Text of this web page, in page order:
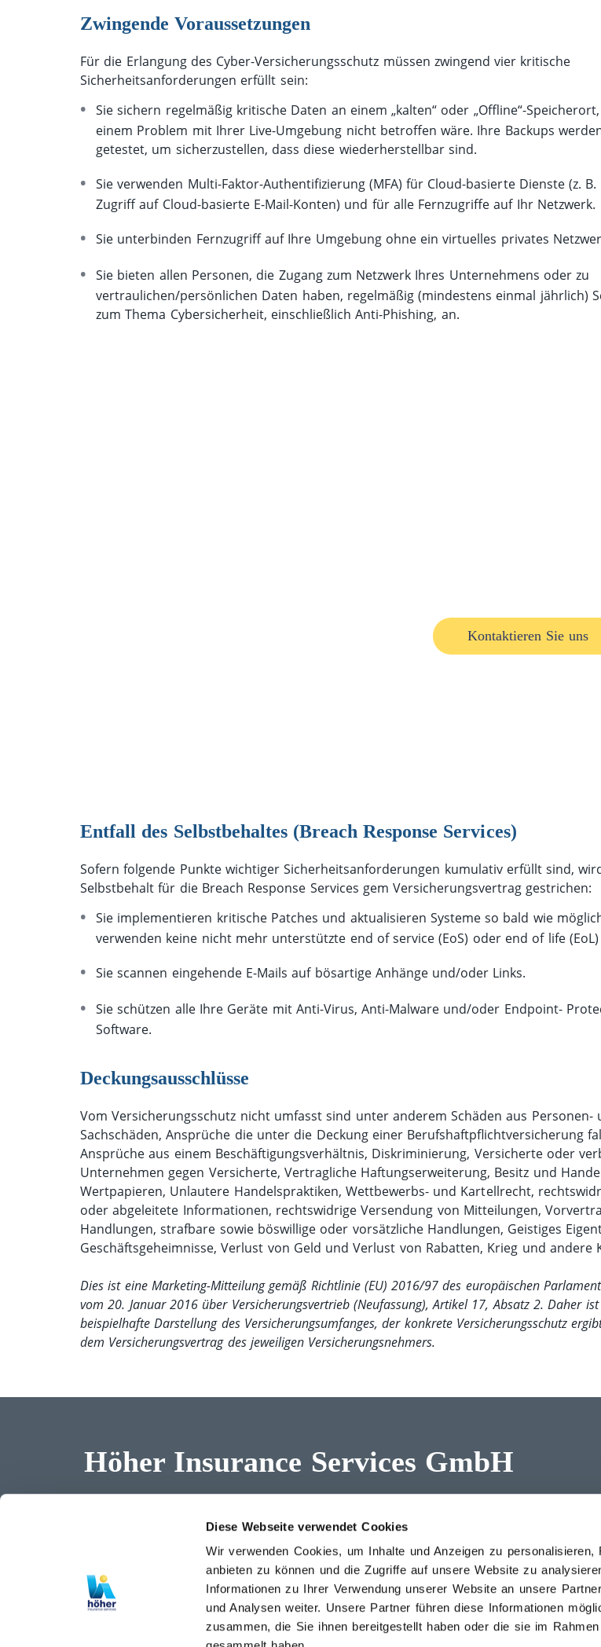
Diese Webseite verwendet Cookies
Wir verwenden Cookies, um Inhalte und Anzeigen zu personalisieren,
anbieten zu können und die Zugriffe auf unsere Website zu
Informationen zu Ihrer Verwendung unserer Website an unsere
und Analysen weiter. Unsere Partner führen diese Informationen
zusammen, die Sie ihnen bereitgestellt haben oder die sie im
Zwingende Voraussetzungen
Für die Erlangung des Cyber-Versicherungsschutz müssen zwingend vier kritische
Sicherheitsanforderungen erfüllt sein:
Sie sichern regelmäßig kritische Daten an einem „kalten“ oder „Offline“-
einem Problem mit Ihrer Live-Umgebung nicht betroffen wäre. Ihre Backups
getestet, um sicherzustellen, dass diese wiederherstellbar sind.
Sie verwenden Multi-Faktor-Authentifizierung (MFA) für Cloud-basierte Dienste (z.
Zugriff auf Cloud-basierte E-Mail-Konten) und für alle Fernzugriffe auf Ihr Netzwerk.
Sie unterbinden Fernzugriff auf Ihre Umgebung ohne ein virtuelles privates
Sie bieten allen Personen, die Zugang zum Netzwerk Ihres Unternehmens oder zu
vertraulichen/persönlichen Daten haben, regelmäßig (mindestens einmal jährlich)
zum Thema Cybersicherheit, einschließlich Anti-Phishing, an.
Kontaktieren Sie uns
Entfall des Selbstbehaltes (Breach Response Services)
Sofern folgende Punkte wichtiger Sicherheitsanforderungen kumulativ erfüllt sind,
Selbstbehalt für die Breach Response Services gem Versicherungsvertrag gestrichen:
Sie implementieren kritische Patches und aktualisieren Systeme so bald wie
verwenden keine nicht mehr unterstützte end of service (EoS) oder end of life (EoL)
Sie scannen eingehende E-Mails auf bösartige Anhänge und/oder Links.
Sie schützen alle Ihre Geräte mit Anti-Virus, Anti-Malware und/oder Endpoint-
Software.
Deckungsausschlüsse
Vom Versicherungsschutz nicht umfasst sind unter anderem Schäden aus Personen-
Sachschäden, Ansprüche die unter die Deckung einer Berufshaftpflichtversicherung
Ansprüche aus einem Beschäftigungsverhältnis, Diskriminierung, Versicherte oder
Unternehmen gegen Versicherte, Vertragliche Haftungserweiterung, Besitz und
Wertpapieren, Unlautere Handelspraktiken, Wettbewerbs- und Kartellrecht,
oder abgeleitete Informationen, rechtswidrige Versendung von Mitteilungen,
Handlungen, strafbare sowie böswillige oder vorsätzliche Handlungen, Geistiges
Geschäftsgeheimnisse, Verlust von Geld und Verlust von Rabatten, Krieg und andere
Dies ist eine Marketing-Mitteilung gemäß Richtlinie (EU) 2016/97 des europäischen
vom 20. Januar 2016 über Versicherungsvertrieb (Neufassung), Artikel 17, Absatz 2. Daher
beispielhafte Darstellung des Versicherungsumfanges, der konkrete Versicherungsschutz
dem Versicherungsvertrag des jeweiligen Versicherungsnehmers.
Höher Insurance Services GmbH
M: office(at)hoeher.info
Impressum
Cookies
Beschwerde
Versicherungsbedingungen
Lloyd´s